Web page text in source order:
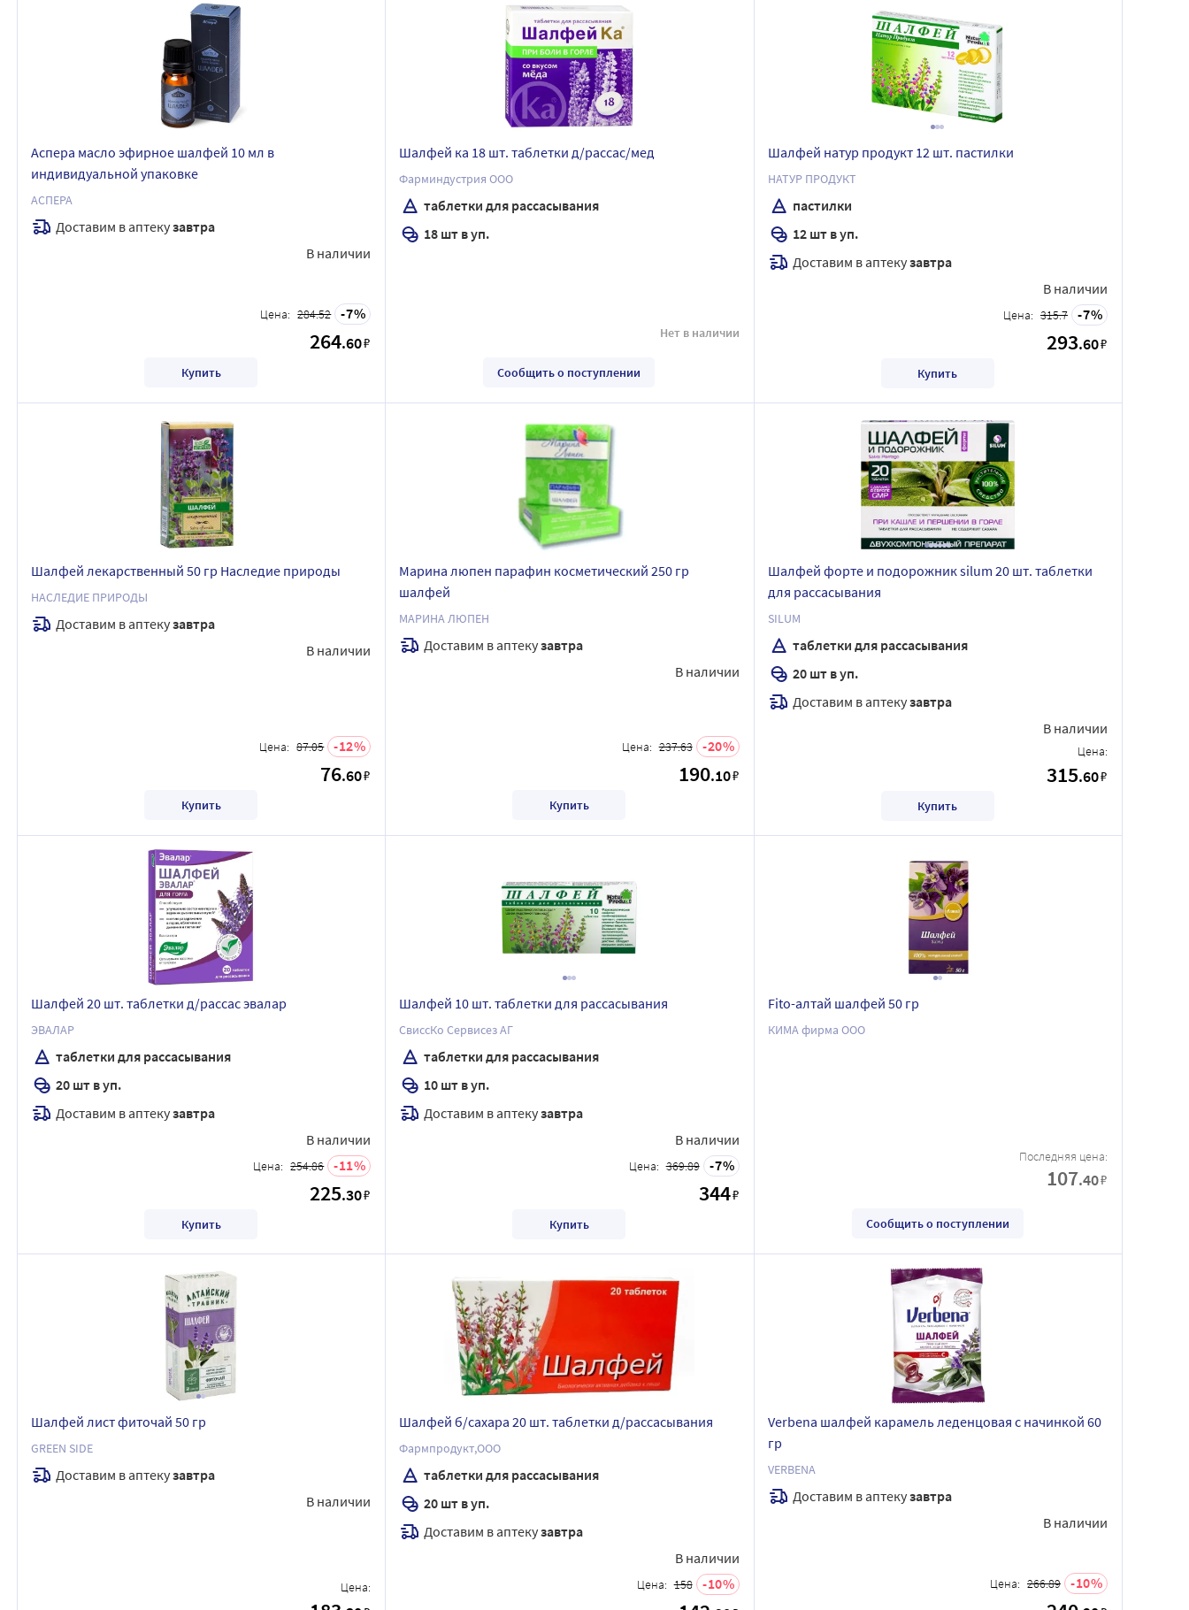
Аспера масло эфирное шалфей 10 мл в
индивидуальной упаковке
АСПЕРА
Доставим в аптекузавтра
В наличии
Цена: 284.52 7
264.60₽
Купить
Шалфей ка 18 шт. таблетки д/рассас/мед
Фарминдустрия ООО
таблетки для рассасывания
18 шт в уп.
Нет в наличии
Сообщить о поступлении
Шалфей натур продукт 12 шт. пастилки
НАТУР ПРОДУКТ
пастилки
12 шт в уп.
Доставим в аптекузавтра
В наличии
Цена: 315.7 7
293.60₽
Купить
Шалфей лекарственный 50 гр Наследие природы
НАСЛЕДИЕ ПРИРОДЫ
Доставим в аптекузавтра
В наличии
Цена: 87.05 12
76.60₽
Купить
Марина люпен парафин косметический 250 гр
шалфей
МАРИНА ЛЮПЕН
Доставим в аптекузавтра
В наличии
Цена: 237.63 20
190.10₽
Купить
Шалфей форте и подорожник silum 20 шт. таблетки
для рассасывания
SILUM
таблетки для рассасывания
20 шт в уп.
Доставим в аптекузавтра
В наличии
Цена:
315.60₽
Купить
Шалфей 20 шт. таблетки д/рассас эвалар
ЭВАЛАР
таблетки для рассасывания
20 шт в уп.
Доставим в аптекузавтра
В наличии
Цена: 254.86 11
225.30₽
Купить
Шалфей 10 шт. таблетки для рассасывания
СвиссКо Сервисез АГ
таблетки для рассасывания
10 шт в уп.
Доставим в аптекузавтра
В наличии
Цена: 369.89 7
344₽
Купить
Fito-алтай шалфей 50 гр
КИМА фирма ООО
Последняя цена:
107.40₽
Сообщить о поступлении
Шалфей лист фиточай 50 гр
GREEN SIDE
Доставим в аптекузавтра
В наличии
Цена:
Шалфей б/сахара 20 шт. таблетки д/рассасывания
Фармпродукт,ООО
таблетки для рассасывания
20 шт в уп.
Доставим в аптекузавтра
В наличии
Цена: 158 10
Verbena шалфей карамель леденцовая с начинкой 60
гр
VERBENA
Доставим в аптекузавтра
В наличии
Цена: 266.89 10